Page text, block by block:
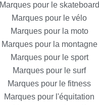
Marques pour le skateboard
Marques pour le vélo
Marques pour la moto
Marques pour la montagne
Marques pour le sport
Marques pour le surf
Marques pour le fitness
Marques pour l'équitation